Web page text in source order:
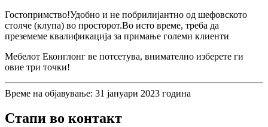
Гостопримство!Удобно и не побрилијантно од шефовското
столче (клупа) во просторот.Во исто време, треба да
преземеме квалификација за примање големи клиенти
Мебелот Еконглонг ве потсетува, внимателно изберете ги
овие три точки!
Време на објавување: 31 јануари 2023 година
Стапи во контакт